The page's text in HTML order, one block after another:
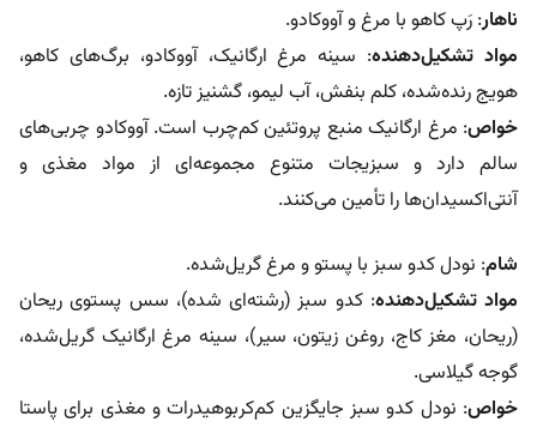
ناهار: رَپ کاهو با مرغ و آووکادو.
مواد تشکیل‌دهنده: سینه مرغ ارگانیک، آووکادو، برگ‌های کاهو،
هویج رنده‌شده، کلم بنفش، آب لیمو، گشنیز تازه.
خواص: مرغ ارگانیک منبع پروتئین کم‌چرب است. آووکادو چربی‌های
سالم دارد و سبزیجات متنوع مجموعه‌ای از مواد مغذی و
آنتی‌اکسیدان‌ها را تأمین می‌کنند.
شام: نودل کدو سبز با پستو و مرغ گریل‌شده.
مواد تشکیل‌دهنده: کدو سبز (رشته‌ای شده)، سس پستوی ریحان
(ریحان، مغز کاج، روغن زیتون، سیر)، سینه مرغ ارگانیک گریل‌شده،
گوجه گیلاسی.
خواص: نودل کدو سبز جایگزین کم‌کربوهیدرات و مغذی برای پاستا